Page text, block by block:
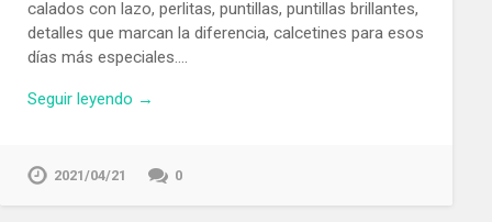
calados con lazo, perlitas, puntillas, puntillas brillantes,
detalles que marcan la diferencia, calcetines para esos
días más especiales….
Seguir leyendo →
2021/04/21 0